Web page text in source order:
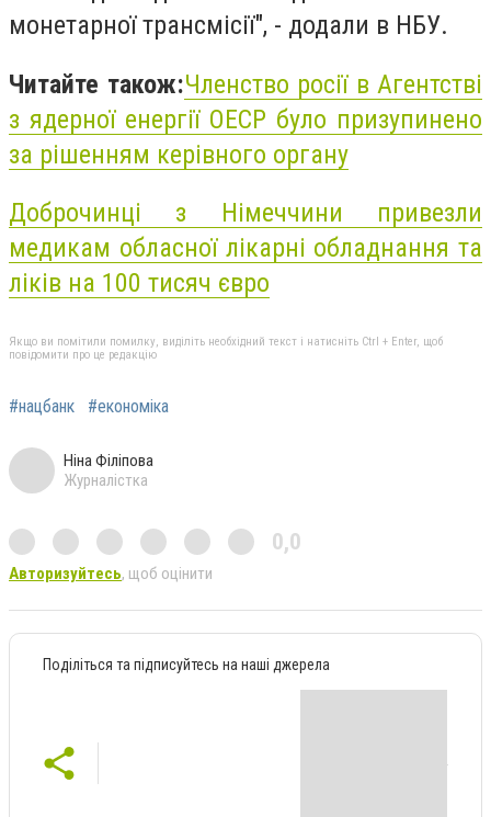
монетарної трансмісії", - додали в НБУ.
Читайте також:Членство росії в Агентстві
з ядерної енергії ОЕСР було призупинено
за рішенням керівного органу
Доброчинці з Німеччини привезли
медикам обласної лікарні обладнання та
ліків на 100 тисяч євро
Якщо ви помітили помилку, виділіть необхідний текст і натисніть Ctrl + Enter, щоб
повідомити про це редакцію
#нацбанк #економіка
Ніна Філіпова
Журналістка
0,0
Авторизуйтесь, щоб оцінити
Поділіться та підписуйтесь на наші джерела